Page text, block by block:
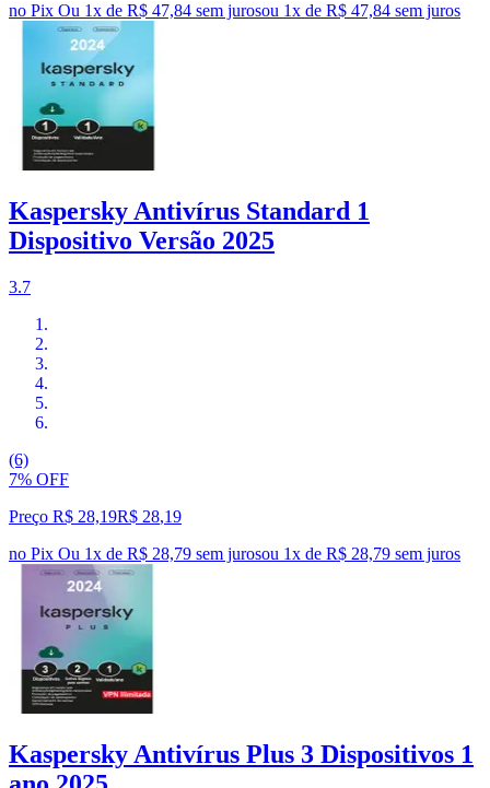
no Pix Ou 1x de R$ 47,84 sem jurosou 1x de R$ 47,84 sem juros
Kaspersky Antivírus Standard 1
Dispositivo Versão 2025
3.7
(6)
7% OFF
Preço R$ 28,19R$ 28,19
no Pix Ou 1x de R$ 28,79 sem jurosou 1x de R$ 28,79 sem juros
Kaspersky Antivírus Plus 3 Dispositivos 1